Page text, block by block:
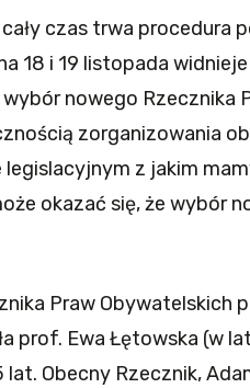
czas trwa procedura
18 i 19 listopada
nowego Rzecznika
zorganizowania
legislacyjnym z jakim
okazać się, że wybór
Praw Obywatelskich
prof. Ewa Łętowska (w
Obecny Rzecznik,